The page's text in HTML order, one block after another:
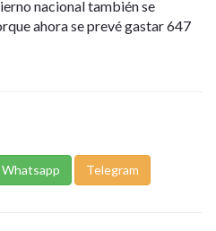
nacional también se
ahora se prevé gastar 647
Whatsapp Telegram